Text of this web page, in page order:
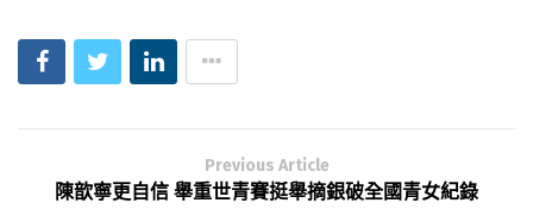
Previous Article
陳歆寧更自信 舉重世青賽挺舉摘銀破全國青女紀錄